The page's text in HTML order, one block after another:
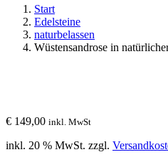
Start
Edelsteine
naturbelassen
Wüstensandrose in
€ 149,00 inkl. MwSt
inkl. 20 % MwSt. zzgl.